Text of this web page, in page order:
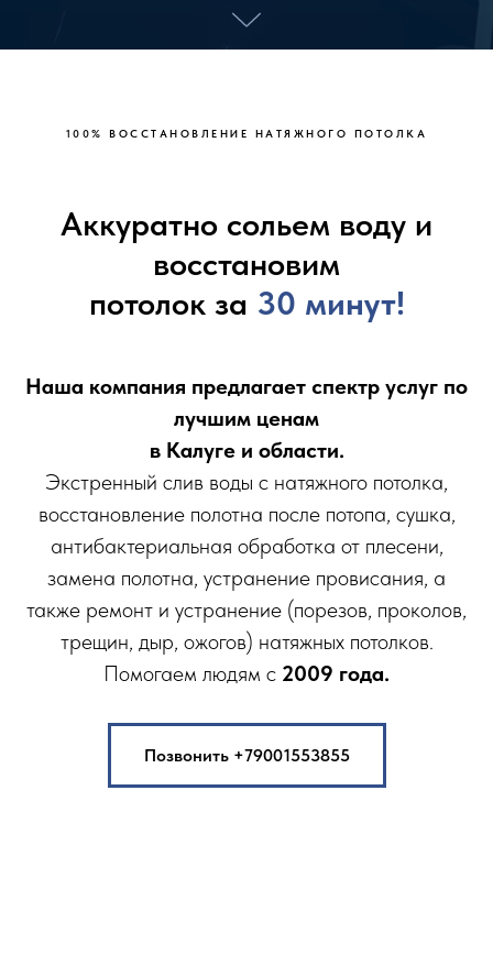
100% ВОССТАНOВЛЕНИE НАТЯЖНOГО ПОТOЛКA
Аккуратно сольем воду и
восстановим
потолок за 30 минут!
Наша компания предлагает спектр услуг по
лучшим ценам
в Калуге и области.
Экстренный слив воды с натяжного потолка,
восстановление полотна после потопа, сушка,
антибактериальная обработка от плесени,
замена полотна, устранение провисания, а
также ремонт и устранение (порезов, проколов,
трещин, дыр, ожогов) натяжных потолков.
Помогаем людям с 2009 года.
Позвонить +79001553855